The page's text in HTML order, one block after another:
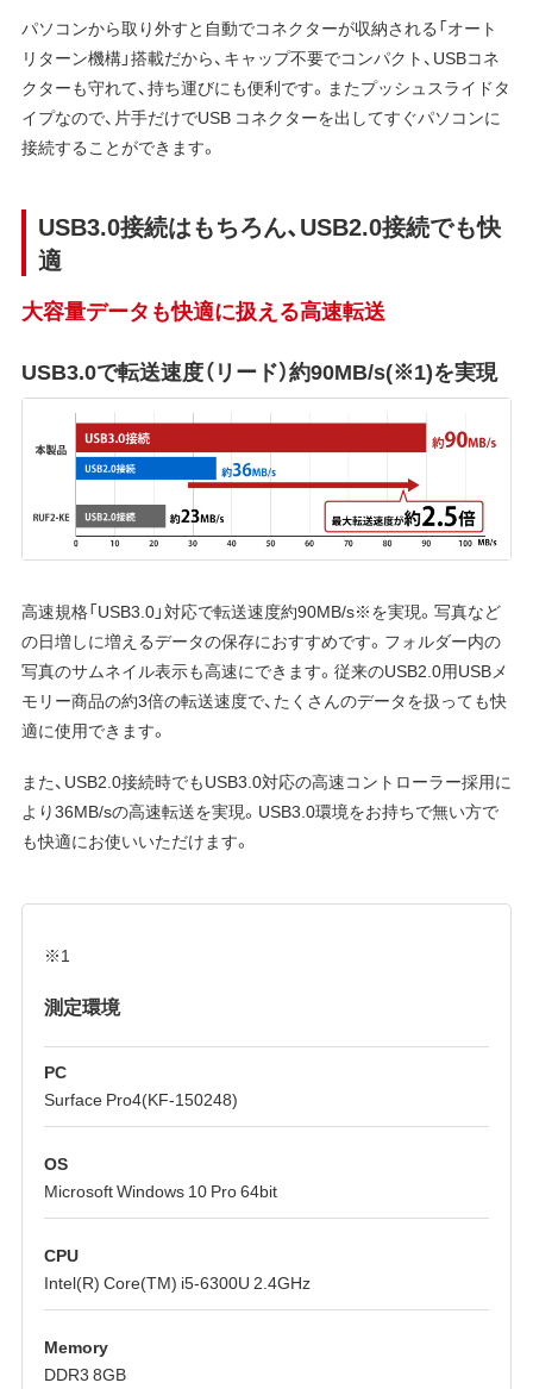
パソコンから取り外すと自動でコネクターが収納される「オート
リターン機構」搭載だから、キャップ不要でコンパクト、USBコネ
クターも守れて、持ち運びにも便利です。またプッシュスライドタ
イプなので、片手だけでUSB コネクターを出してすぐパソコンに
接続することができます。
USB3.0接続はもちろん、USB2.0接続でも快
適
大容量データも快適に扱える高速転送
USB3.0で転送速度（リード）約90MB/s(※1)を実現
高速規格「USB3.0」対応で転送速度約90MB/s※を実現。写真など
の日増しに増えるデータの保存におすすめです。フォルダー内の
写真のサムネイル表示も高速にできます。従来のUSB2.0用USBメ
モリー商品の約3倍の転送速度で、たくさんのデータを扱っても快
適に使用できます。
また、USB2.0接続時でもUSB3.0対応の高速コントローラー採用に
より36MB/sの高速転送を実現。USB3.0環境をお持ちで無い方で
も快適にお使いいただけます。
※1
測定環境
PC
Surface Pro4(KF-150248)
OS
Microsoft Windows 10 Pro 64bit
CPU
Intel(R) Core(TM) i5-6300U 2.4GHz
Memory
DDR3 8GB